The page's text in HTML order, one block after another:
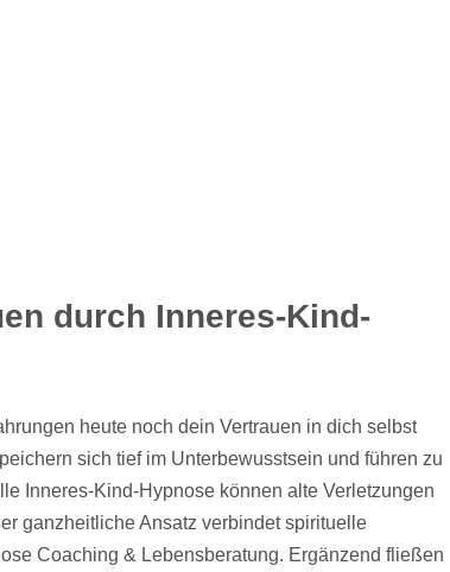
durch Inneres-Kind-
heute noch dein Vertrauen in dich selbst
sich tief im Unterbewusstsein und führen zu
Inneres-Kind-Hypnose können alte Verletzungen
ganzheitliche Ansatz verbindet spirituelle
Coaching & Lebensberatung. Ergänzend fließen